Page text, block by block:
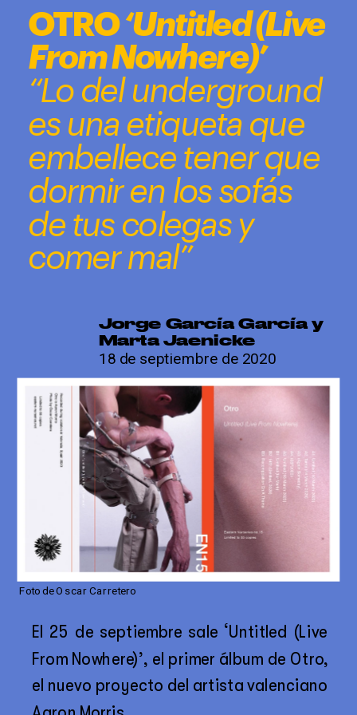
OTRO ‘Untitled (Live
From Nowhere)’
“Lo del underground
es una etiqueta que
embellece tener que
dormir en los sofás
de tus colegas y
comer mal”
Jorge García García y
Marta Jaenicke
18 de septiembre de 2020
Foto de Oscar Carretero
El 25 de septiembre sale ‘Untitled (Live
From Nowhere)’, el primer álbum de Otro,
el nuevo proyecto del artista valenciano